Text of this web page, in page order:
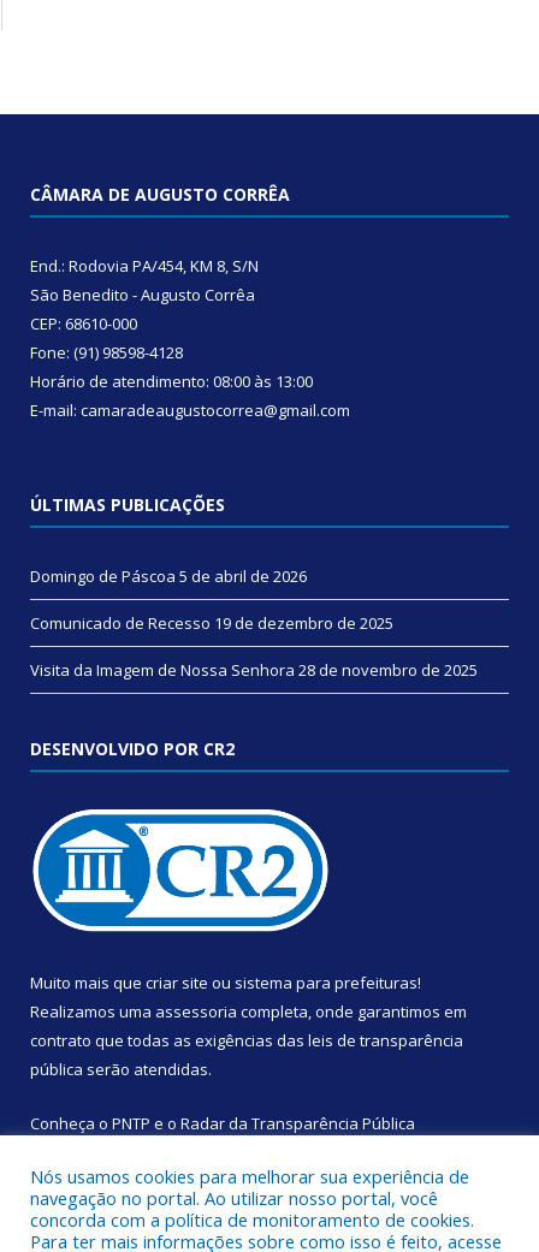
CÂMARA DE AUGUSTO CORRÊA
End.: Rodovia PA/454, KM 8, S/N
São Benedito - Augusto Corrêa
CEP: 68610-000
Fone: (91) 98598-4128
Horário de atendimento: 08:00 às 13:00
E-mail: camaradeaugustocorrea@gmail.com
ÚLTIMAS PUBLICAÇÕES
Domingo de Páscoa 5 de abril de 2026
Comunicado de Recesso 19 de dezembro de 2025
Visita da Imagem de Nossa Senhora 28 de novembro de 2025
DESENVOLVIDO POR CR2
Muito mais que criar site ou sistema para prefeituras!
Realizamos uma assessoria completa, onde garantimos em
contrato que todas as exigências das leis de transparência
pública serão atendidas.
Conheça o PNTP e o Radar da Transparência Pública
Nós usamos cookies para melhorar sua experiência de
navegação no portal. Ao utilizar nosso portal, você
concorda com a política de monitoramento de cookies.
Para ter mais informações sobre como isso é feito, acesse